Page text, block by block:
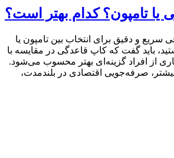
یا تامپون؟ کدام بهتر است؟
سریع و دقیق برای انتخاب بین تامپون یا
باید گفت که کاپ قاعدگی در مقایسه با
از افراد گزینه‌ای بهتر محسوب می‌شود.
صرفه‌جویی اقتصادی در بلندمدت،